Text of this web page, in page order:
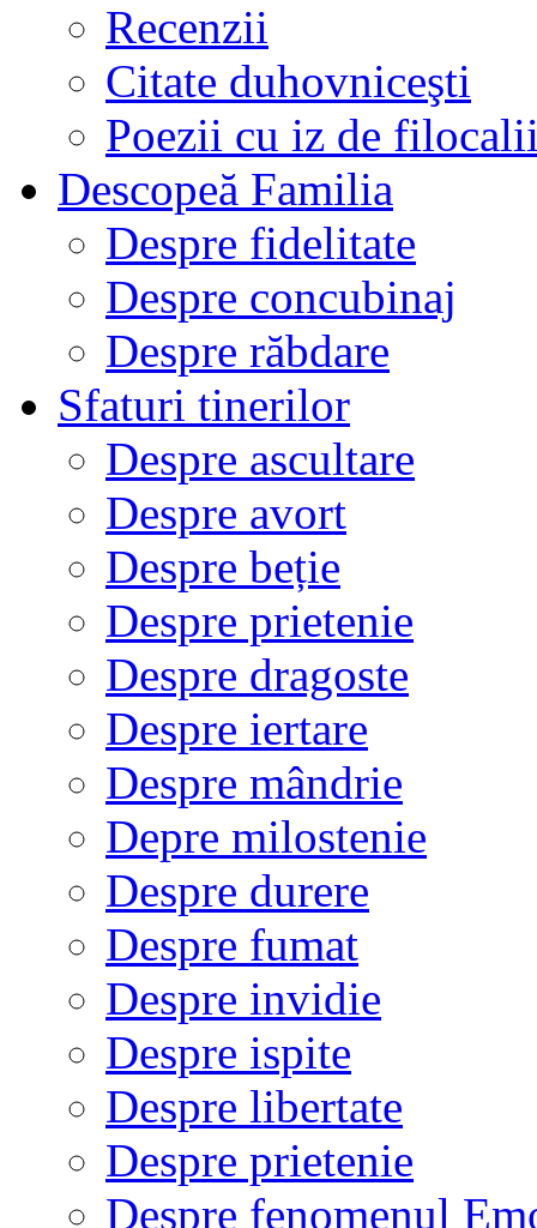
Recenzii
Citate duhovniceşti
Poezii cu iz de
Descopeă Familia
Despre fidelitate
Despre concubinaj
Despre răbdare
Sfaturi tinerilor
Despre ascultare
Despre avort
Despre beție
Despre prietenie
Despre dragoste
Despre iertare
Despre mândrie
Depre milostenie
Despre durere
Despre fumat
Despre invidie
Despre ispite
Despre libertate
Despre prietenie
Despre fenomenul